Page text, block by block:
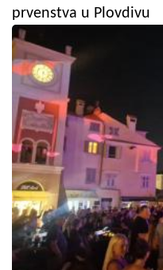
prvenstva u Plovdivu